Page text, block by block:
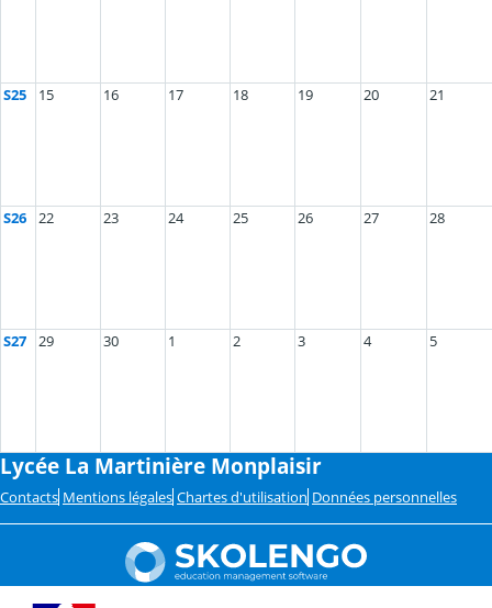
S25 15 16 17 18 19 20 21
S26 22 23 24 25 26 27 28
S27 29 30 1 2 3 4 5
Lycée La Martinière Monplaisir
Contacts Mentions légales Chartes d'utilisation Données personnelles